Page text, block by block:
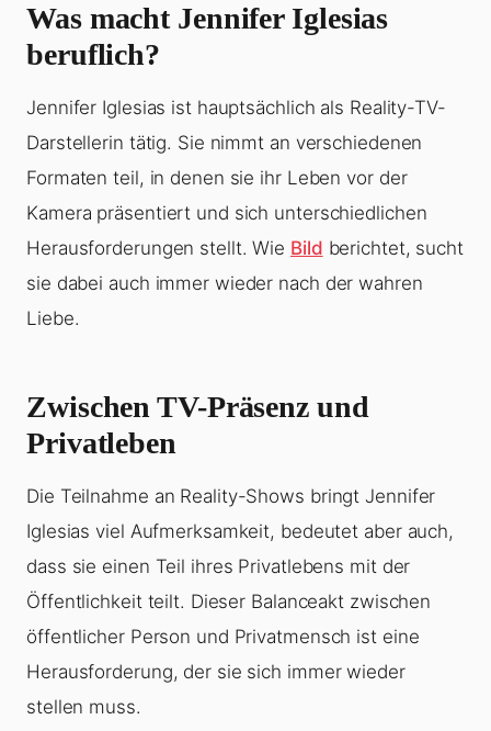
Was macht Jennifer Iglesias
beruflich?
Jennifer Iglesias ist hauptsächlich als Reality-TV-
Darstellerin tätig. Sie nimmt an verschiedenen
Formaten teil, in denen sie ihr Leben vor der
Kamera präsentiert und sich unterschiedlichen
Herausforderungen stellt. Wie Bild berichtet, sucht
sie dabei auch immer wieder nach der wahren
Liebe.
Zwischen TV-Präsenz und
Privatleben
Die Teilnahme an Reality-Shows bringt Jennifer
Iglesias viel Aufmerksamkeit, bedeutet aber auch,
dass sie einen Teil ihres Privatlebens mit der
Öffentlichkeit teilt. Dieser Balanceakt zwischen
öffentlicher Person und Privatmensch ist eine
Herausforderung, der sie sich immer wieder
stellen muss.